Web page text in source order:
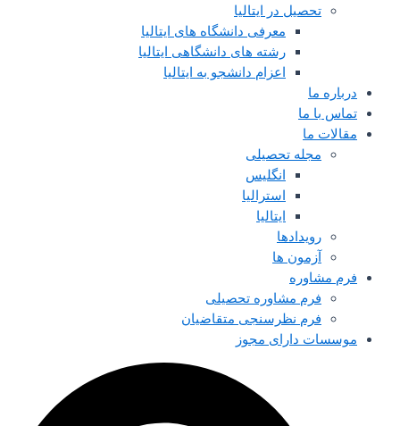
تحصیل در ایتالیا
معرفی دانشگاه های ایتالیا
رشته های دانشگاهی ایتالیا
اعزام دانشجو به ایتالیا
درباره ما
تماس با ما
مقالات ما
مجله تحصیلی
انگلیس
استرالیا
ایتالیا
رویدادها
آزمون ها
فرم مشاوره
فرم مشاوره تحصیلی
فرم نظرسنجی متقاضیان
موسسات دارای مجوز